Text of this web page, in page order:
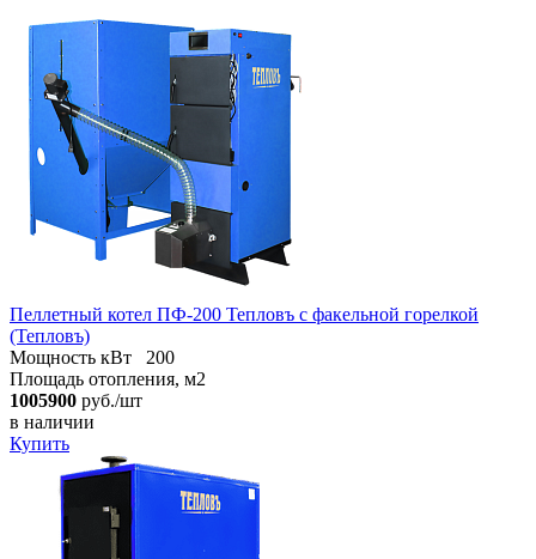
Пеллетный котел ПФ-200 Тепловъ с факельной горелкой
(Тепловъ)
Мощность кВт
200
Площадь отопления, м2
1005900 руб./шт
в наличии
Купить